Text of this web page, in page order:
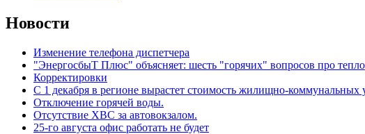
Новости
Изменение телефона диспетчера
"ЭнергосбыТ Плюс" объясняет: шесть "горячих" вопросов про тепло
Корректировки
С 1 декабря в регионе вырастет стоимость жилищно-коммунальных
Отключение горячей воды.
Отсутствие ХВС за автовокзалом.
25-го августа офис работать не будет